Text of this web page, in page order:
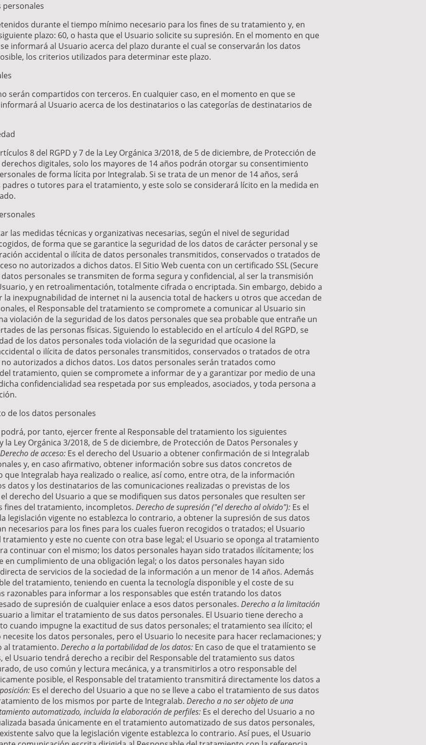
personales
durante el tiempo mínimo necesario para los fines de su tratamiento y, en
plazo: 60, o hasta que el Usuario solicite su supresión. En el momento en que
informará al Usuario acerca del plazo durante el cual se conservarán los datos
los criterios utilizados para determinar este plazo.
serán compartidos con terceros. En cualquier caso, en el momento en que se
al Usuario acerca de los destinatarios o las categorías de destinatarios de
8 del RGPD y 7 de la Ley Orgánica 3/2018, de 5 de diciembre, de Protección de
digitales, solo los mayores de 14 años podrán otorgar su consentimiento
de forma lícita por Integralab. Si se trata de un menor de 14 años, será
o tutores para el tratamiento, y este solo se considerará lícito en la medida en
las medidas técnicas y organizativas necesarias, según el nivel de seguridad
de forma que se garantice la seguridad de los datos de carácter personal y se
accidental o ilícita de datos personales transmitidos, conservados o tratados de
no autorizados a dichos datos. El Sitio Web cuenta con un certificado SSL (Secure
personales se transmiten de forma segura y confidencial, al ser la transmisión
y en retroalimentación, totalmente cifrada o encriptada. Sin embargo, debido a
inexpugnabilidad de internet ni la ausencia total de hackers u otros que accedan de
el Responsable del tratamiento se compromete a comunicar al Usuario sin
violación de la seguridad de los datos personales que sea probable que entrañe un
de las personas físicas. Siguiendo lo establecido en el artículo 4 del RGPD, se
de los datos personales toda violación de la seguridad que ocasione la
o ilícita de datos personales transmitidos, conservados o tratados de otra
autorizados a dichos datos. Los datos personales serán tratados como
tratamiento, quien se compromete a informar de y a garantizar por medio de una
confidencialidad sea respetada por sus empleados, asociados, y toda persona a
de los datos personales
por tanto, ejercer frente al Responsable del tratamiento los siguientes
la Ley Orgánica 3/2018, de 5 de diciembre, de Protección de Datos Personales y
Derecho de acceso: Es el derecho del Usuario a obtener confirmación de si Integralab
y, en caso afirmativo, obtener información sobre sus datos concretos de
Integralab haya realizado o realice, así como, entre otra, de la información
datos y los destinatarios de las comunicaciones realizadas o previstas de los
el derecho del Usuario a que se modifiquen sus datos personales que resulten ser
fines del tratamiento, incompletos. Derecho de supresión ("el derecho al olvido"): Es el
legislación vigente no establezca lo contrario, a obtener la supresión de sus datos
necesarios para los fines para los cuales fueron recogidos o tratados; el Usuario
y este no cuente con otra base legal; el Usuario se oponga al tratamiento
continuar con el mismo; los datos personales hayan sido tratados ilícitamente; los
cumplimiento de una obligación legal; o los datos personales hayan sido
de servicios de la sociedad de la información a un menor de 14 años. Además
del tratamiento, teniendo en cuenta la tecnología disponible y el coste de su
razonables para informar a los responsables que estén tratando los datos
de supresión de cualquier enlace a esos datos personales. Derecho a la limitación
a limitar el tratamiento de sus datos personales. El Usuario tiene derecho a
cuando impugne la exactitud de sus datos personales; el tratamiento sea ilícito; el
los datos personales, pero el Usuario lo necesite para hacer reclamaciones; y
al tratamiento. Derecho a la portabilidad de los datos: En caso de que el tratamiento se
Usuario tendrá derecho a recibir del Responsable del tratamiento sus datos
de uso común y lectura mecánica, y a transmitirlos a otro responsable del
posible, el Responsable del tratamiento transmitirá directamente los datos a
Es el derecho del Usuario a que no se lleve a cabo el tratamiento de sus datos
de los mismos por parte de Integralab. Derecho a no ser objeto de una
automatizado, incluida la elaboración de perfiles: Es el derecho del Usuario a no
basada únicamente en el tratamiento automatizado de sus datos personales,
salvo que la legislación vigente establezca lo contrario. Así pues, el Usuario